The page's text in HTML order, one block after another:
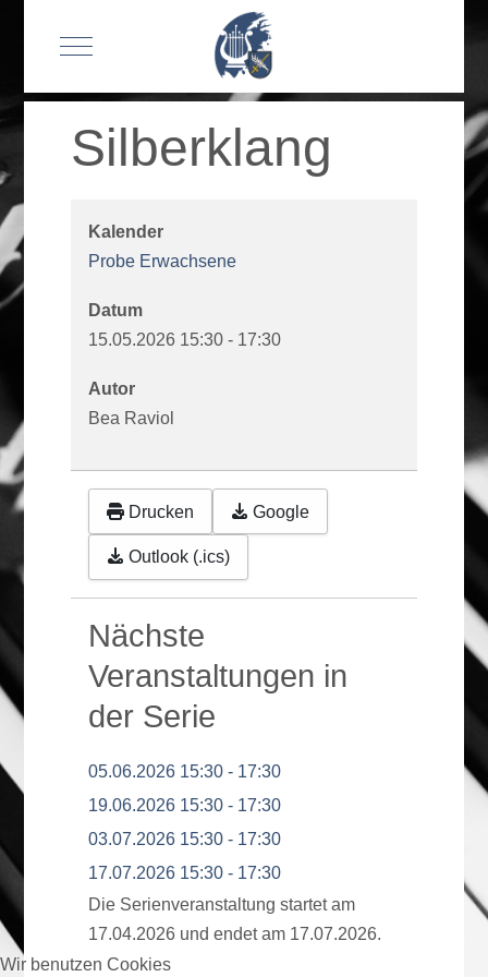
Mobile Menu Toggle
Silberklang
Kalender
Probe Erwachsene
Datum
15.05.2026 15:30 - 17:30
Autor
Bea Raviol
Drucken Google
Outlook (.ics)
Nächste
Veranstaltungen in
der Serie
05.06.2026 15:30 - 17:30
19.06.2026 15:30 - 17:30
03.07.2026 15:30 - 17:30
17.07.2026 15:30 - 17:30
Die Serienveranstaltung startet am
17.04.2026 und endet am 17.07.2026.
Wir benutzen Cookies